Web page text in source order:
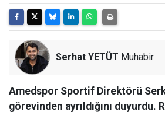
Serhat YETÜT Muhabir
Amedspor Sportif Direktörü
görevinden ayrıldığını duyurdu.